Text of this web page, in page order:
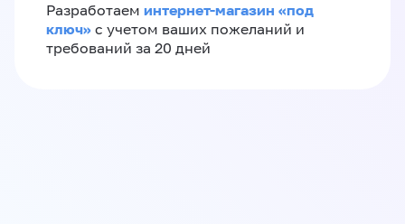
Разработаем интернет-магазин «‎под
ключ»‎ с учетом ваших пожеланий и
требований за 20 дней